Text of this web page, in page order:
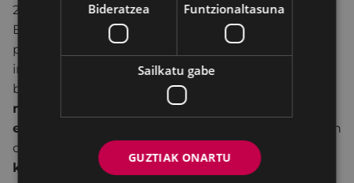
2016an, 1,3 milioi tona baino gehiago birziklatu ziren
Espainia osoan, ontzi arinak eta kartoi eta
paperezko bilgarriak batuta. Horri esker,
ingurumen-onura ugari lortu ziren, hala nola milioi
bat tona C02 gutxiago isurtzea atmosferara, edo
milioi MWh
aurreztea, hau da,
etxebizitzak baino gehiagok
urtean kontsumitzen
dutenaren adinakoa. Orobat,
20,1 milioi metro
kubiko ur
ere aurreztu ziren.
Bideratzea Funtzionaltasuna
Sailkatu gabe
GUZTIAK ONARTU